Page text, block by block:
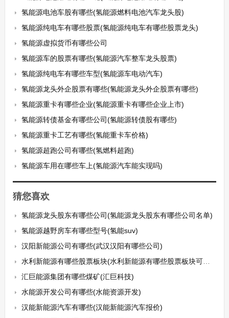
氢能源电池车股有哪些(氢能源燃料电池汽车龙头股)
氢能源纯电车有哪些股票(氢能源纯电车有哪些股票龙头)
氢能源虚拟货币有哪些公司
氢能源车的股票有哪些(氢能源汽车整车龙头股票)
氢能源纯电车有哪些车型(氢能源车电动汽车)
氢能源龙头外企股票有哪些(氢能源龙头外企股票有哪些)
氢能源重卡有哪些企业(氢能源重卡有哪些企业上市)
氢能源转债基金有哪些公司(氢能源转债股有哪些)
氢能源重卡工艺有哪些(氢能重卡车价格)
氢能源超跑公司有哪些(氢燃料超跑)
氢能源车用在哪些车上(氢能源汽车能实现吗)
猜您喜欢
氢能源龙头股东有哪些公司(氢能源龙头股东有哪些公司名单)
氢能源越野房车有哪些型号(氢能suv)
汉阳新能源公司有哪些(武汉汉阳有哪些公司)
水利新能源有哪些股票板块(水利新能源有哪些股票板块可以买)
汇巨能源集团有哪些煤矿(汇巨科技)
水能源开发公司有哪些(水能资源开发)
汉能新能源汽车有哪些(汉能新能源汽车报价)